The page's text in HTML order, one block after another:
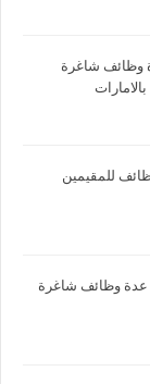
وظائف شاغرة
للمقيمين
عدة وظائف شاغرة